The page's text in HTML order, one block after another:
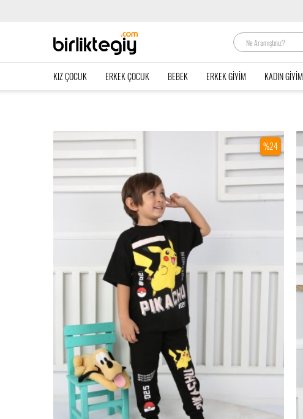
KIZ ÇOCUK ERKEK ÇOCUK BEBEK ERKEK GIYIM KADIN GIYIM
%24